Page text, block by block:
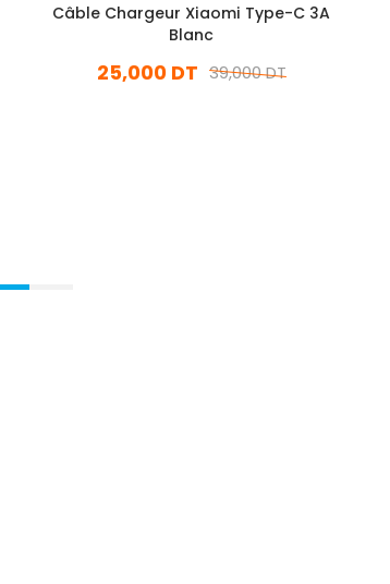
Câble Chargeur Xiaomi Type-C 3A
Blanc
39,000 DT
25,000 DT